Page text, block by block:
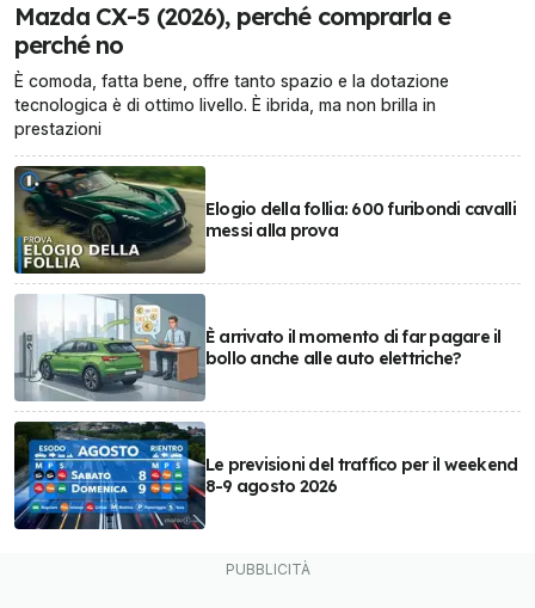
Mazda CX-5 (2026), perché comprarla e
perché no
È comoda, fatta bene, offre tanto spazio e la dotazione
tecnologica è di ottimo livello. È ibrida, ma non brilla in
prestazioni
Elogio della follia: 600 furibondi cavalli
messi alla prova
È arrivato il momento di far pagare il
bollo anche alle auto elettriche?
Le previsioni del traffico per il weekend
8-9 agosto 2026